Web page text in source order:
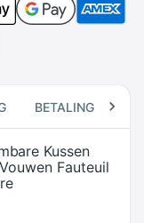
BETALING
Kussen
Fauteuil